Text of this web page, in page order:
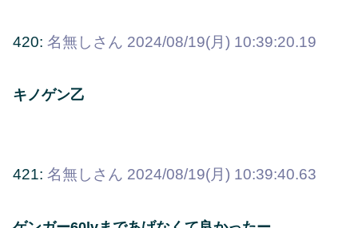
420: 名無しさん 2024/08/19(月) 10:39:20.19
キノゲン乙
421: 名無しさん 2024/08/19(月) 10:39:40.63